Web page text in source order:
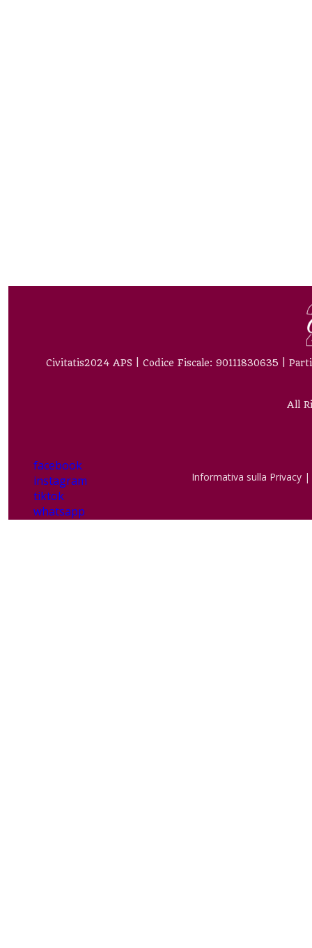
Civitatis2024 APS | Codice Fiscale: 90111830635 |
All
facebook
instagram
tiktok
whatsapp
Informativa sulla Privacy|